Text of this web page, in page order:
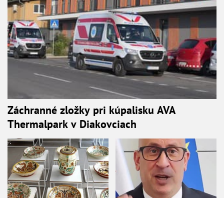
Záchranné zložky pri kúpalisku AVA
Thermalpark v Diakovciach